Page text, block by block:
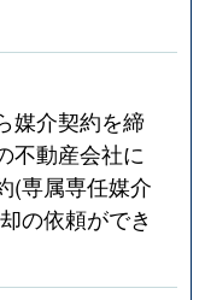
媒介契約を締
不動産会社に
(専属専任媒介
の依頼ができ